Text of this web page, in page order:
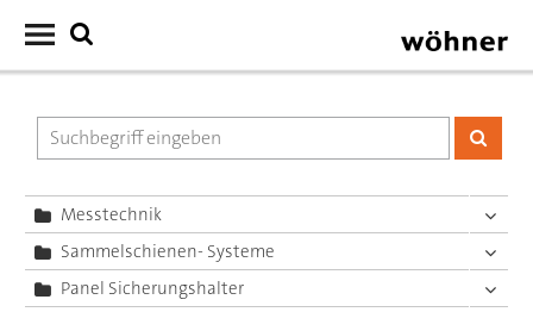
Messtechnik
Sammelschienen- Systeme
Panel Sicherungshalter